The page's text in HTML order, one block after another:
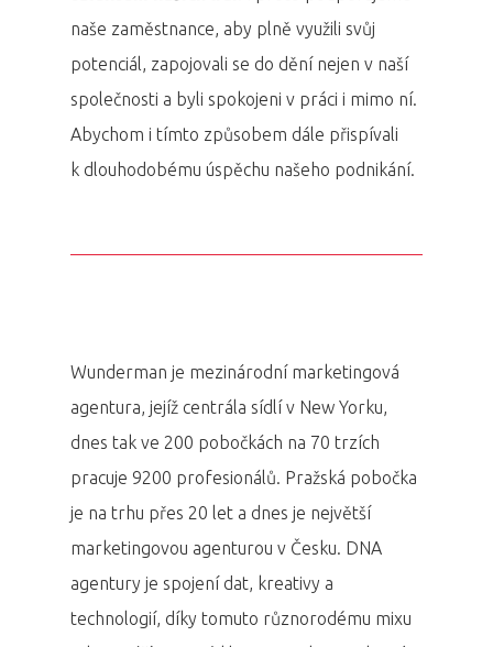
naše zaměstnance, aby plně využili svůj
potenciál, zapojovali se do dění nejen v naší
společnosti a byli spokojeni v práci i mimo ní.
Abychom i tímto způsobem dále přispívali
k dlouhodobému úspěchu našeho podnikání.
Wunderman je mezinárodní marketingová
agentura, jejíž centrála sídlí v New Yorku,
dnes tak ve 200 pobočkách na 70 trzích
pracuje 9200 profesionálů. Pražská pobočka
je na trhu přes 20 let a dnes je největší
marketingovou agenturou v Česku. DNA
agentury je spojení dat, kreativy a
technologií, díky tomuto různorodému mixu
PRO MÉDIA
Domů